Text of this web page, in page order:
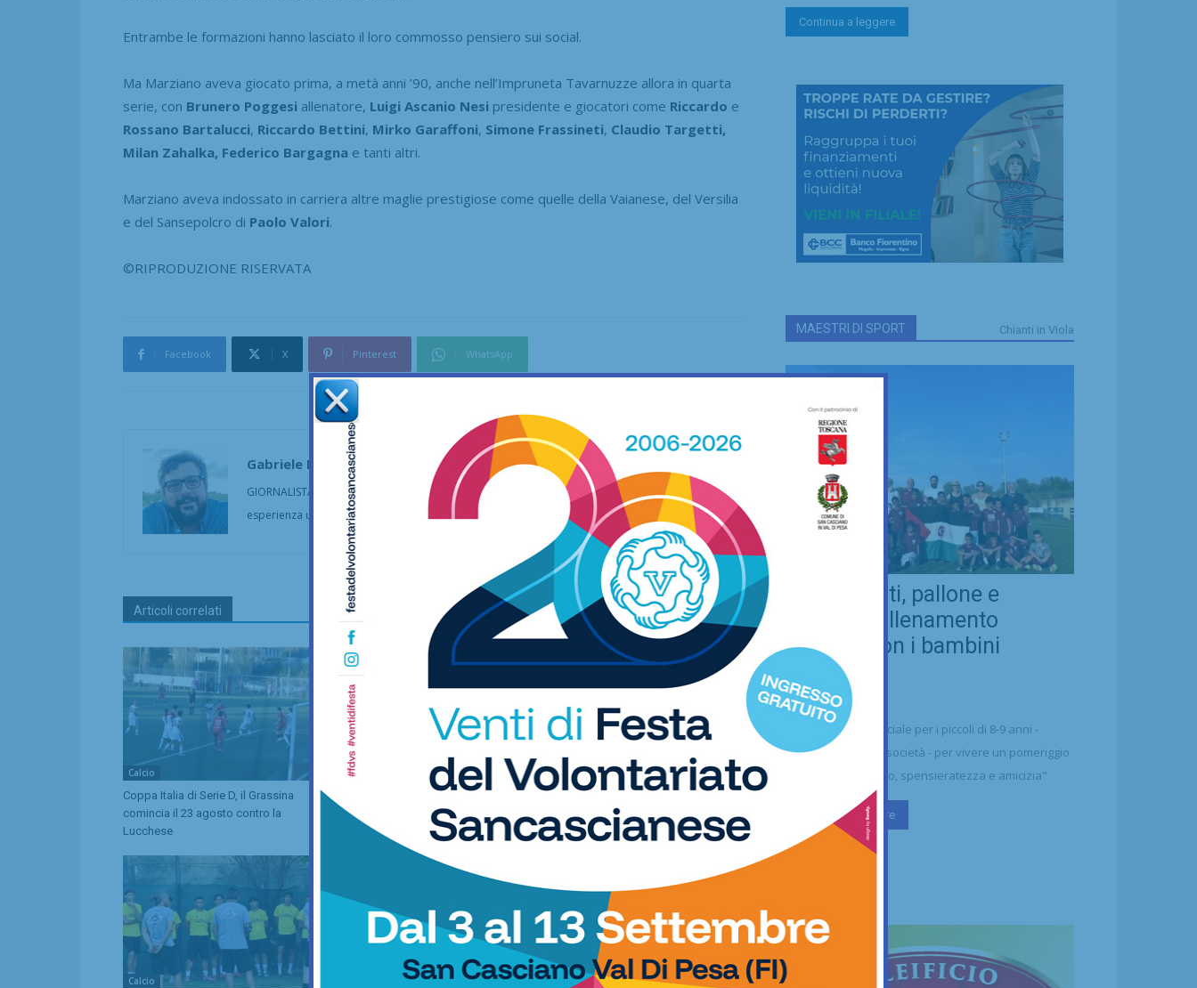
Entrambe le formazioni hanno lasciato il loro commosso pensiero sui social.
Ma Marziano aveva giocato prima, a metà anni ’90, anche nell’Impruneta Tavarnuzze allora in quarta
serie, con Brunero Poggesi allenatore, Luigi Ascanio Nesi presidente e giocatori come Riccardo e
Rossano Bartalucci, Riccardo Bettini, Mirko Garaffoni, Simone Frassineti, Claudio Targetti,
Milan Zahalka, Federico Bargagna e tanti altri.
Marziano aveva indossato in carriera altre maglie prestigiose come quelle della Vaianese, del Versilia
e del Sansepolcro di Paolo Valori.
©RIPRODUZIONE RISERVATA
Facebook X Pinterest WhatsApp
Gabriele Fredianelli
GIORNALISTA PUBBLICISTA Firma ormai "storica" del giornalismo sportivo toscano, con
esperienza ultraventennale. Collabora con SportChianti fin dalla sua fondazione
Articoli correlati
Calcio
Coppa Italia di Serie D, il Grassina
comincia il 23 agosto contro la
Lucchese
Calcio
Serie D, ecco i gironi 2026/27.
Grassina e San Donato Tavarnelle con
tre emiliane, una laziale e una umbra
Calcio
Il Grassina vola in Serie D. E arrivano
subito i complimenti dell’Antella: “Un
prestigioso traguardo”
Calcio Calcio
Continua a leggere
MAESTRI DI SPORT Chianti in Viola
Real Chianti, pallone e
bellezza: allenamento
insieme con i bambini
Saharawi
Calcio 21/07/2026
"Un'occasione speciale per i piccoli di 8-9 anni -
sottolineano dalla società - per vivere un pomeriggio
di puro divertimento, spensieratezza e amicizia"
Continua a leggere